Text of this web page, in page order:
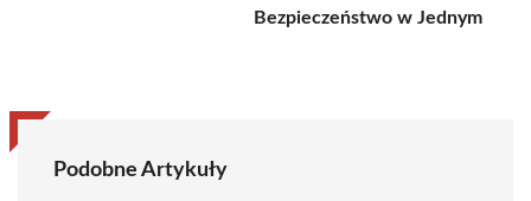
Bezpieczeństwo w Jednym
Podobne Artykuły